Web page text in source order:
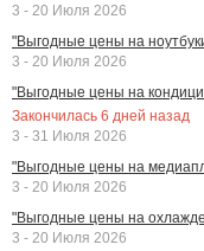
3 - 20 Июля 2026
"Выгодные цены на
3 - 20 Июля 2026
"Выгодные цены на
Закончилась 6 дней назад
3 - 31 Июля 2026
"Выгодные цены на
3 - 20 Июля 2026
"Выгодные цены на
3 - 20 Июля 2026